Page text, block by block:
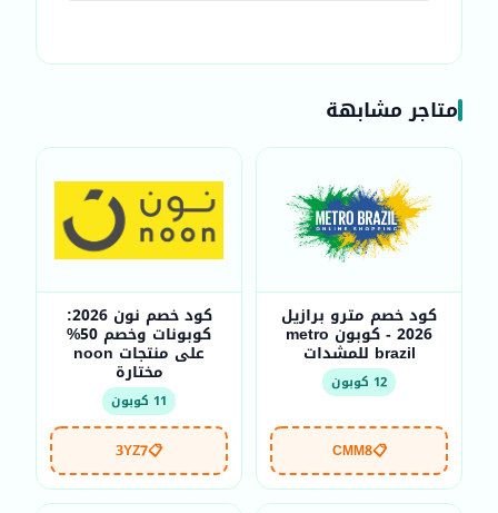
متاجر مشابهة
كود خصم مترو برازيل
2026 - كوبون metro
brazil للمشدات
12 كوبون
📋
CMM8
كود خصم نون 2026:
كوبونات وخصم 50%
على منتجات noon
مختارة
11 كوبون
📋
3YZ7